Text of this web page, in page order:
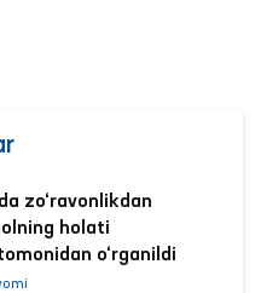
zo‘ravonlikdan
holati
o‘rganildi